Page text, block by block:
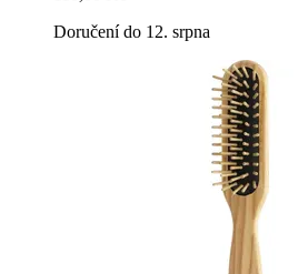
Doručení do 12. srpna